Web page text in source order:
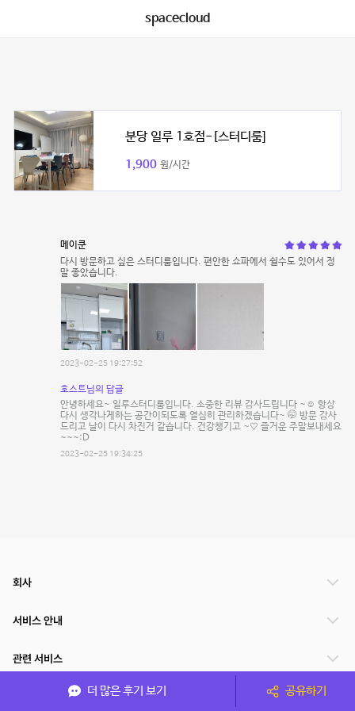
spacecloud
분당 일루 1호점-[스터디룸]
1,900 원/시간
메이쿤
다시 방문하고 싶은 스터디룸입니다. 편안한 쇼파에서 쉴수도 있어서 정
말 좋았습니다.
2023-02-25 19:27:52
호스트님의 답글
안녕하세요~ 일루스터디룸입니다. 소중한 리뷰 감사드립니다 ~☺ 항상
다시 생각나게하는 공간이되도록 열심히 관리하겠습니다~ 🤭 방문 감사
드리고 날이 다시 차진거 같습니다. 건강챙기고 ~♡ 즐거운 주말보내세요
~~~:D
2023-02-25 19:34:25
더 많은 후기 보기 공유하기
회사
서비스 안내
관련 서비스